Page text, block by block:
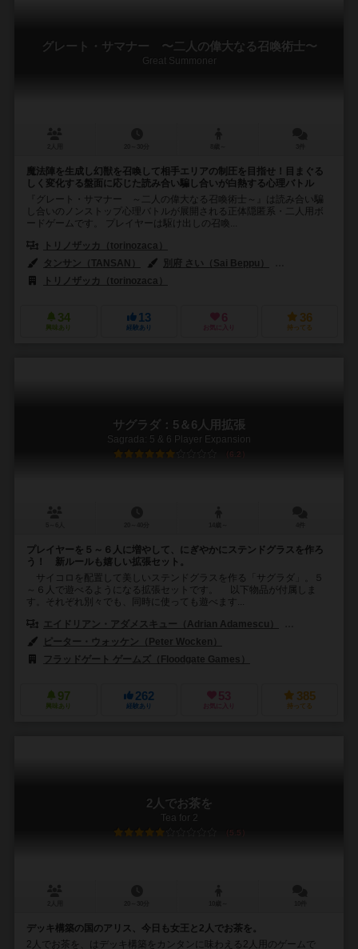
グレート・サマナー 〜二人の偉大なる召喚術士〜
Great Summoner
魔法陣を生成し幻獣を召喚して相手エリアの制圧を目指せ！目まぐる
しく変化する盤面に応じた読み合い騙し合いが白熱する心理バトル
『グレート・サマナー ～二人の偉大なる召喚術士～』は読み合い騙
し合いのノンストップ心理バトルが展開される正体隠匿系・二人用ボ
ードゲームです。 プレイヤーは駆け出しの召喚...
トリノザッカ（torinozaca）
タンサン（TANSAN）
別府 さい（Sai Beppu）
トリノザッカ（torinozaca）
34
興味あり
13
経験あり
6
お気に入り
36
持ってる
サグラダ：5＆6人用拡張
Sagrada: 5 & 6 Player Expansion
6.2
プレイヤーを５～６人に増やして、にぎやかにステンドグラスを作ろ
う！ 新ルールも嬉しい拡張セット。
サイコロを配置して美しいステンドグラスを作る「サグラダ」。５
～６人で遊べるようになる拡張セットです。 以下物品が付属しま
す。それぞれ別々でも、同時に使っても遊べます...
エイドリアン・アダメスキュー（Adrian Adamescu）
ピーター・ウォッケン（Peter Wocken）
フラッドゲート ゲームズ（Floodgate Games）
97
興味あり
262
経験あり
53
お気に入り
385
持ってる
2人でお茶を
Tea for 2
5.5
デッキ構築の国のアリス、今日も女王と2人でお茶を。
2人でお茶を、はデッキ構築をカンタンに味わえる2人用のゲームで